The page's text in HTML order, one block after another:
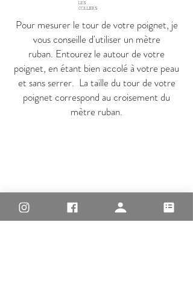
LES
COLLIERS
Pour mesurer le tour de votre poignet, je
vous conseille d'utiliser un mètre
ruban. Entourez le autour de votre
poignet, en étant bien accolé à votre peau
et sans serrer. La taille du tour de votre
poignet correspond au croisement du
mètre ruban.